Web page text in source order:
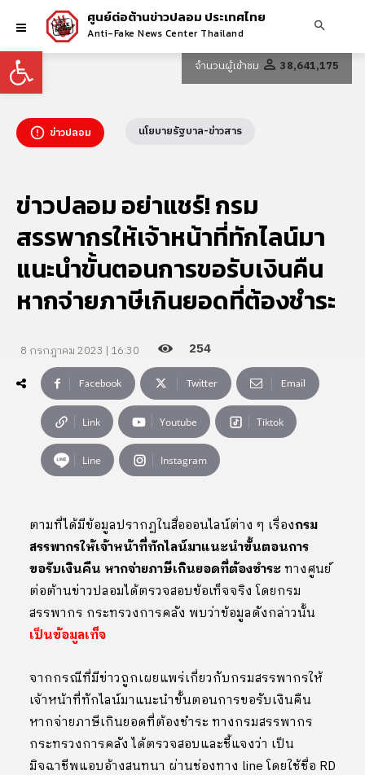
Open toolbar
ศูนย์ต่อต้านข่าวปลอม ประเทศไทย
Anti-Fake News Center Thailand
จำนวนผู้เข้าชม 38,641,175
ข่าวปลอม นโยบายรัฐบาล-ข่าวสาร
ข่าวปลอม อย่าแชร์! กรม
สรรพากรให้เจ้าหน้าที่ทักไลน์มา
แนะนำขั้นตอนการขอรับเงินคืน
หากจ่ายภาษีเกินยอดที่ต้องชำระ
8 กรกฎาคม 2023 | 16:30 254
Facebook Twitter Email
Link Youtube Tiktok
Line Instagram
ตามที่ได้มีข้อมูลปรากฏในสื่อออนไลน์ต่าง ๆ เรื่องกรม
สรรพากรให้เจ้าหน้าที่ทักไลน์มาแนะนำขั้นตอนการ
ขอรับเงินคืน หากจ่ายภาษีเกินยอดที่ต้องชำระทางศูนย์
ต่อต้านข่าวปลอมได้ตรวจสอบข้อเท็จจริง โดยกรม
สรรพากร กระทรวงการคลัง พบว่าข้อมูลดังกล่าวนั้น
เป็นข้อมูลเท็จ
จากกรณีที่มีข่าวถูกเผยแพร่เกี่ยวกับกรมสรรพากรให้
เจ้าหน้าที่ทักไลน์มาแนะนำขั้นตอนการขอรับเงินคืน
หากจ่ายภาษีเกินยอดที่ต้องชำระ ทางกรมสรรพากร
กระทรวงการคลัง ได้ตรวจสอบและชี้แจงว่า เป็น
มิจฉาชีพแอบอ้างสนทนา ผ่านช่องทาง line โดยใช้ชื่อ RD